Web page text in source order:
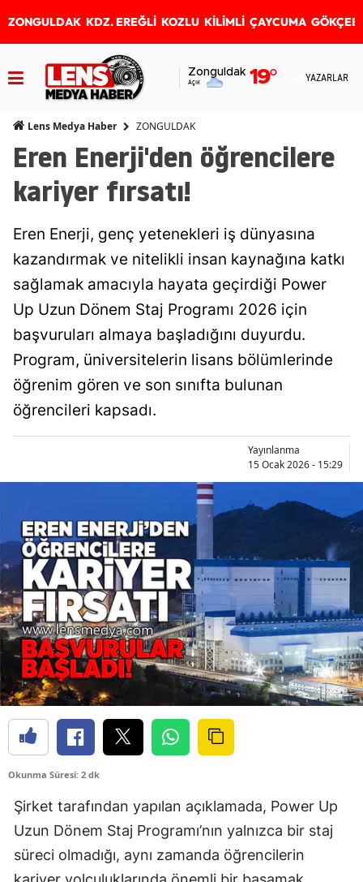
ZONGULDAK KDZ. EREĞLİ KOZLU KİLİMLİ ÇAYCUMA
Zonguldak
Açık 19° YAZARLAR
Lens Medya Haber ZONGULDAK
Eren Enerji'den öğrencilere
kariyer fırsatı!
Eren Enerji, genç yetenekleri iş dünyasına
kazandırmak ve nitelikli insan kaynağına katkı
sağlamak amacıyla hayata geçirdiği Power
Up Uzun Dönem Staj Programı 2026 için
başvuruları almaya başladığını duyurdu.
Program, üniversitelerin lisans bölümlerinde
öğrenim gören ve son sınıfta bulunan
öğrencileri kapsadı.
Yayınlanma
15 Ocak 2026 - 15:29
Okunma Süresi: 2 dk
Şirket tarafından yapılan açıklamada, Power Up
Uzun Dönem Staj Programı’nın yalnızca bir staj
süreci olmadığı, aynı zamanda öğrencilerin